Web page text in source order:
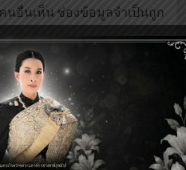
นอื่นเห็น ช่องข้อมูลจำเป็นถูก